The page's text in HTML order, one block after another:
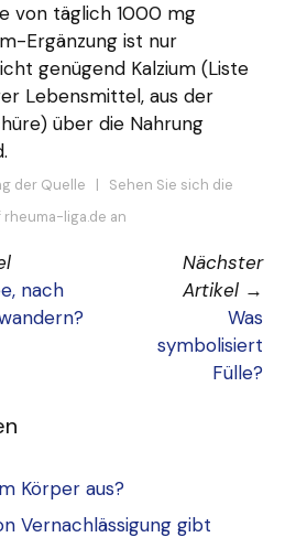
von täglich 1000 mg
Ergänzung ist nur
genügend Kalzium (Liste
Lebensmittel, aus der
über die Nahrung
der Quelle | Sehen Sie sich die
liga.de an
nach
Nächster
Artikel →
Was
symbolisiert
Fülle?
Körper aus?
Vernachlässigung gibt